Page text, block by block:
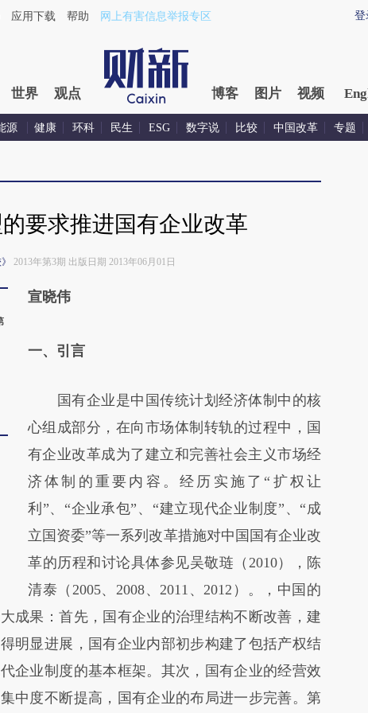
登
应用下载 帮助 网上有害信息举报专区
世界 观点 博客 图片 视频
源 健康 环科 民生 ESG 数字说 比较 中国改革 专题
要求推进国有企业改革
2013年第3期 出版日期 2013年06月01日
宣晓伟
一、引言
国有企业是中国传统计划经济体制中的核
心组成部分，在向市场体制转轨的过程中，国
有企业改革成为了建立和完善社会主义市场经
济体制的重要内容。经历实施了“扩权让
利”、“企业承包”、“建立现代企业制度”、“成
立国资委”等一系列改革措施对中国国有企业改
革的历程和讨论具体参见吴敬琏（2010），陈
清泰（2005、2008、2011、2012）。，中国的
成果：首先，国有企业的治理结构不断改善，建
明显进展，国有企业内部初步构建了包括产权结
企业制度的基本框架。其次，国有企业的经营效
中度不断提高，国有企业的布局进一步完善。第